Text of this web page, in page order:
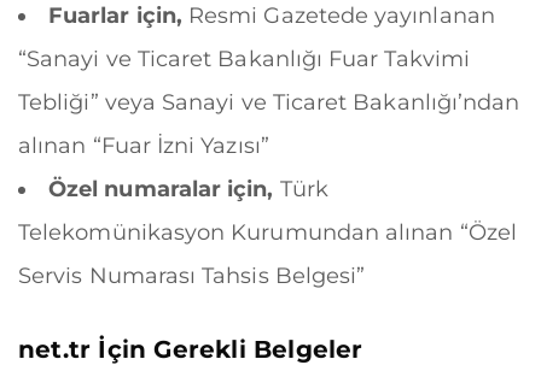
Fuarlar için, Resmi Gazetede yayınlanan
“Sanayi ve Ticaret Bakanlığı Fuar Takvimi
Tebliği” veya Sanayi ve Ticaret Bakanlığı’ndan
alınan “Fuar İzni Yazısı”
Özel numaralar için, Türk
Telekomünikasyon Kurumundan alınan “Özel
Servis Numarası Tahsis Belgesi”
net.tr İçin Gerekli Belgeler